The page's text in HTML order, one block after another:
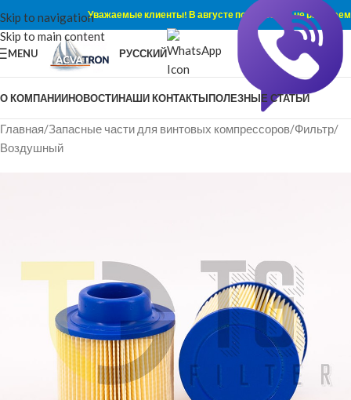
Skip to navigation
Skip to main content
Уважаемые клиенты! В августе по субботам не работаем
MENU РУССКИЙ
О КОМПАНИИНОВОСТИНАШИ КОНТАКТЫПОЛЕЗНЫЕ СТАТЬИ
Главная/Запасные части для винтовых компрессоров/Фильтр/
Воздушный